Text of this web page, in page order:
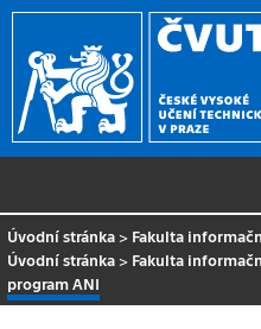
Úvodní stránka > Fakulta
Úvodní stránka > Fakulta
program ANI